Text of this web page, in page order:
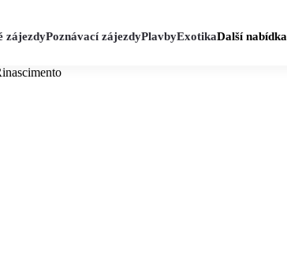
zájezdyPoznávací zájezdyPlavbyExotikaDalší nabídka